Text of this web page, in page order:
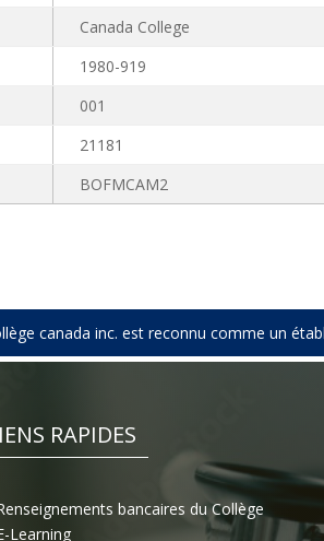
Canada College
1980-919
001
21181
BOFMCAM2
canada inc. est reconnu comme un
RAPIDES
bancaires du Collège
Learning